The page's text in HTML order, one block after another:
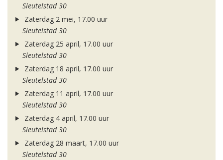
Sleutelstad 30
Zaterdag 2 mei, 17.00 uur
Sleutelstad 30
Zaterdag 25 april, 17.00 uur
Sleutelstad 30
Zaterdag 18 april, 17.00 uur
Sleutelstad 30
Zaterdag 11 april, 17.00 uur
Sleutelstad 30
Zaterdag 4 april, 17.00 uur
Sleutelstad 30
Zaterdag 28 maart, 17.00 uur
Sleutelstad 30